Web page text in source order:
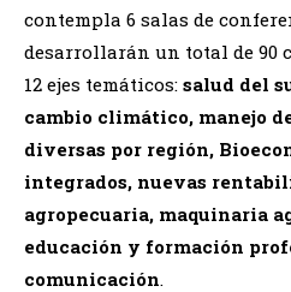
contempla 6 salas de
desarrollarán un total de 90
12 ejes temáticos: salud del
cambio climático, manejo
diversas por región,
integrados, nuevas
agropecuaria, maquinaria
educación y formación
comunicación.